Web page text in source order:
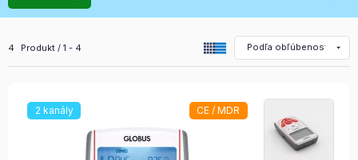
Všetky produkty v kategórii
4 Produkt 1 4
2 kanály CE / MDR